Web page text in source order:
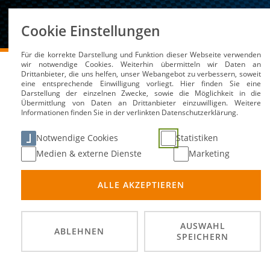
DMSB Medien / Service Kalender TK Dragster
TK Dragster (A)
15.
Cookie Einstellungen
Für die korrekte Darstellung und Funktion dieser Webseite verwenden
wir notwendige Cookies. Weiterhin übermitteln wir Daten an
Drittanbieter, die uns helfen, unser Webangebot zu verbessern, soweit
eine entsprechende Einwilligung vorliegt. Hier finden Sie eine
Darstellung der einzelnen Zwecke, sowie die Möglichkeit in die
Übermittlung von Daten an Drittanbieter einzuwilligen. Weitere
Informationen finden Sie in der verlinkten Datenschutzerklärung.
Notwendige Cookies
Statistiken
Medien & externe Dienste
Marketing
ALLE AKZEPTIEREN
ABLEHNEN
AUSWAHL
SPEICHERN